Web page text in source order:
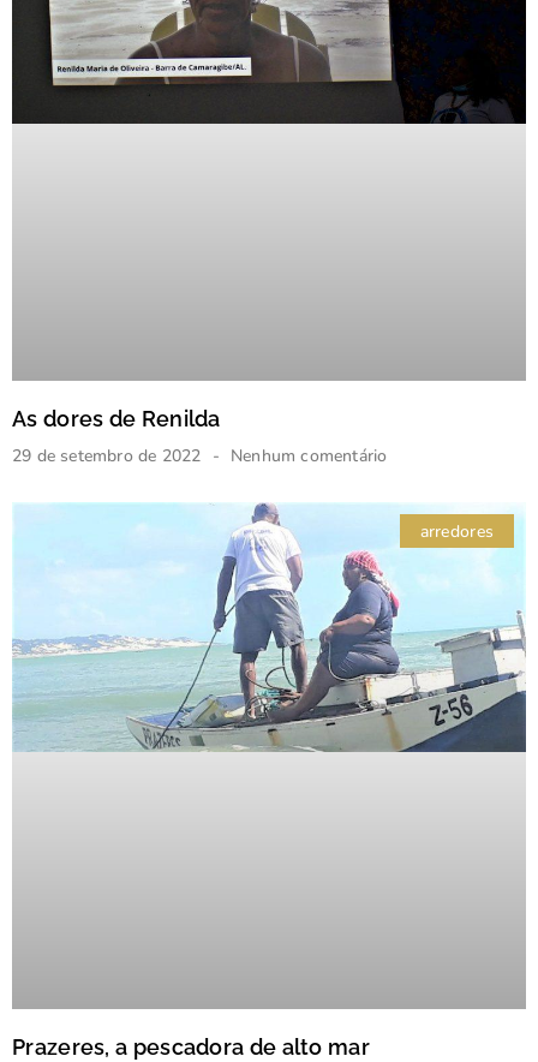
As dores de Renilda
29 de setembro de 2022 Nenhum comentário
arredores
Prazeres, a pescadora de alto mar